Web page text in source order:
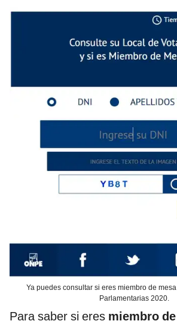
Ya puedes consultar si eres miembro de
Parlamentarias 2020.
Para saber si eres miembro